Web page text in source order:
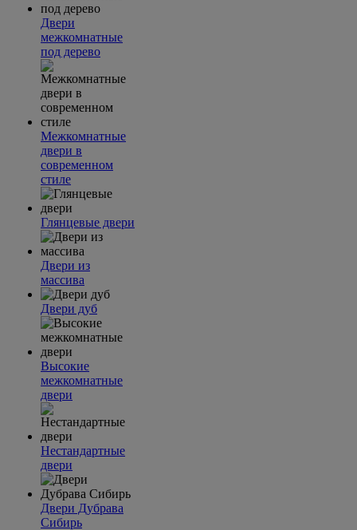
Двери
межкомнатные
под дерево
Межкомнатные
двери в
современном
стиле
Глянцевые двери
Двери из
массива
Двери дуб
Высокие
межкомнатные
двери
Нестандартные
двери
Двери Дубрава
Сибирь